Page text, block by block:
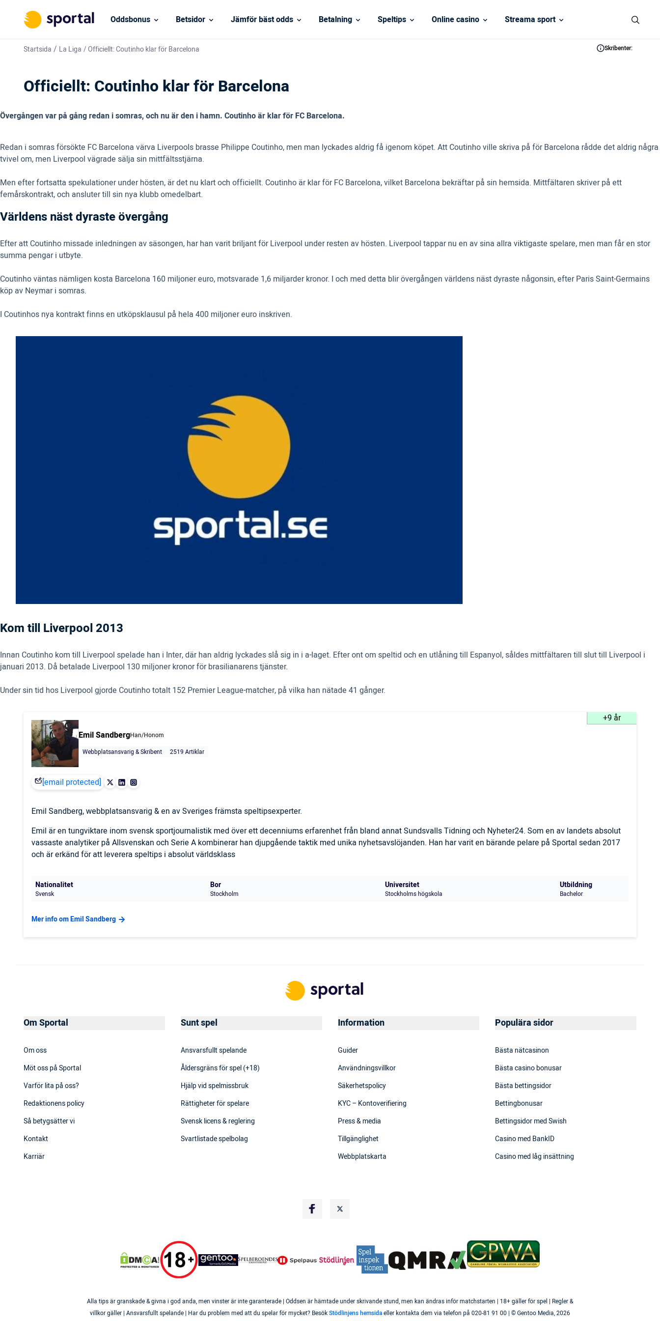
Oddsbonus Betsidor Jämför bäst odds Betalning Speltips Online casino Streama sport
Startsida / La Liga /Officiellt: Coutinho klar för Barcelona Skribenter:
Officiellt: Coutinho klar för Barcelona
Övergången var på gång redan i somras, och nu är den i hamn. Coutinho är klar för FC Barcelona.
Redan i somras försökte FC Barcelona värva Liverpools brasse Philippe Coutinho, men man lyckades aldrig få igenom köpet. Att Coutinho ville skriva på för Barcelona rådde det aldrig några
tvivel om, men Liverpool vägrade sälja sin mittfältsstjärna.
Men efter fortsatta spekulationer under hösten, är det nu klart och officiellt. Coutinho är klar för FC Barcelona, vilket Barcelona bekräftar på sin hemsida. Mittfältaren skriver på ett
femårskontrakt, och ansluter till sin nya klubb omedelbart.
Världens näst dyraste övergång
Efter att Coutinho missade inledningen av säsongen, har han varit briljant för Liverpool under resten av hösten. Liverpool tappar nu en av sina allra viktigaste spelare, men man får en stor
summa pengar i utbyte.
Coutinho väntas nämligen kosta Barcelona 160 miljoner euro, motsvarade 1,6 miljarder kronor. I och med detta blir övergången världens näst dyraste någonsin, efter Paris Saint-Germains
köp av Neymar i somras.
I Coutinhos nya kontrakt finns en utköpsklausul på hela 400 miljoner euro inskriven.
Kom till Liverpool 2013
Innan Coutinho kom till Liverpool spelade han i Inter, där han aldrig lyckades slå sig in i a-laget. Efter ont om speltid och en utlåning till Espanyol, såldes mittfältaren till slut till Liverpool i
januari 2013. Då betalade Liverpool 130 miljoner kronor för brasilianarens tjänster.
Under sin tid hos Liverpool gjorde Coutinho totalt 152 Premier League-matcher, på vilka han nätade 41 gånger.
Emil SandbergHan/Honom
Webbplatsansvarig & Skribent
2519 Artiklar
[email protected]
Emil Sandberg, webbplatsansvarig & en av Sveriges främsta speltipsexperter.
Emil är en tungviktare inom svensk sportjournalistik med över ett decenniums erfarenhet från bland annat Sundsvalls Tidning och Nyheter24. Som en av landets absolut
vassaste analytiker på Allsvenskan och Serie A kombinerar han djupgående taktik med unika nyhetsavslöjanden. Han har varit en bärande pelare på Sportal sedan 2017
och är erkänd för att leverera speltips i absolut världsklass
Nationalitet
Svensk
Bor
Stockholm
Universitet
Stockholms högskola
Utbildning
Bachelor
Mer info om Emil Sandberg
+9 år
Om Sportal
Om oss
Möt oss på Sportal
Varför lita på oss?
Redaktionens policy
Så betygsätter vi
Kontakt
Karriär
Sunt spel
Ansvarsfullt spelande
Åldersgräns för spel (+18)
Hjälp vid spelmissbruk
Rättigheter för spelare
Svensk licens & reglering
Svartlistade spelbolag
Information
Guider
Användningsvillkor
Säkerhetspolicy
KYC – Kontoverifiering
Press & media
Tillgänglighet
Webbplatskarta
Populära sidor
Bästa nätcasinon
Bästa casino bonusar
Bästa bettingsidor
Bettingbonusar
Bettingsidor med Swish
Casino med BankID
Casino med låg insättning
Alla tips är granskade & givna i god anda, men vinster är inte garanterade | Oddsen är hämtade under skrivande stund, men kan ändras inför matchstarten | 18+ gäller för spel | Regler &
villkor gäller | Ansvarsfullt spelande | Har du problem med att du spelar för mycket? BesökStödlinjens hemsidaeller kontakta dem via telefon på 020-81 91 00 | © Gentoo Media,2026